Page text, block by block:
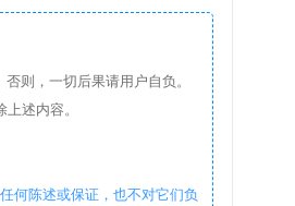
则，一切后果请用户自负。
述内容。
何陈述或保证，也不对它们负